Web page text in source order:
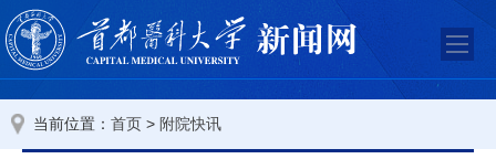
当前位置： 首页 > 附院快讯